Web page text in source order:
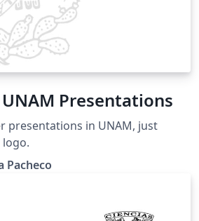
Presentations
presentations in UNAM, just
logo.
Pacheco